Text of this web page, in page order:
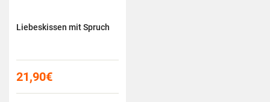
Liebeskissen mit Spruch
21,90€